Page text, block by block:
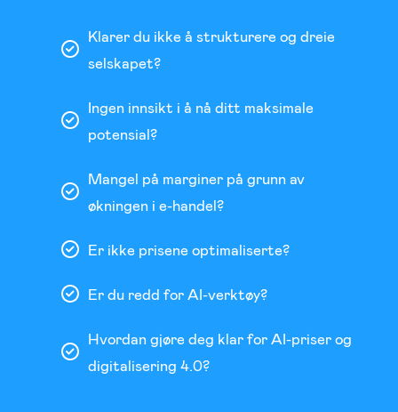
Klarer du ikke å strukturere og dreie
selskapet?
Ingen innsikt i å nå ditt maksimale
potensial?
Mangel på marginer på grunn av
økningen i e-handel?
Er ikke prisene optimaliserte?
Er du redd for AI-verktøy?
Hvordan gjøre deg klar for AI-priser og
digitalisering 4.0?